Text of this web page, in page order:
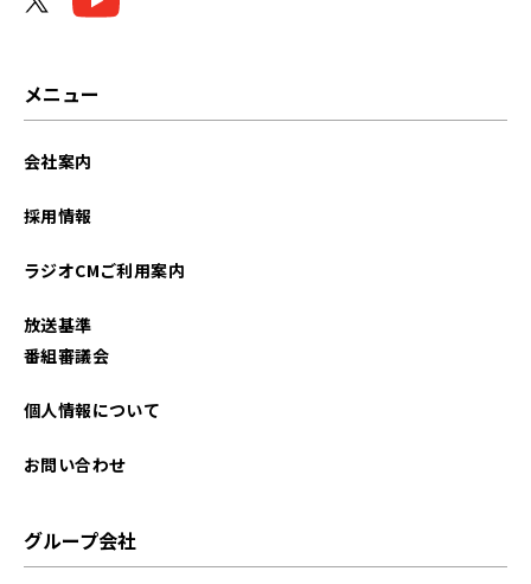
メニュー
会社案内
採用情報
ラジオCMご利用案内
放送基準
番組審議会
個人情報について
お問い合わせ
グループ会社